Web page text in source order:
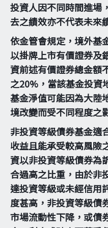
投資人因不同時間進場
去之績效亦不代表未來
依金管會規定，境外基
以掛牌上市有價證券及
資前述有價證券總金額
之20%，當該基金投資
基金淨值可能因為大陸
境改變而受不同程度之
非投資等級債券基金適
收益且能承受較高風險
資以非投資等級債券為
合過高之比重，由於非
達投資等級或未經信用
度甚高，非投資等級債
市場流動性下降，或債